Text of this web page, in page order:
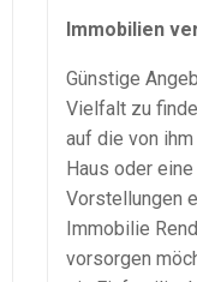
Immobilien
Günstige
Vielfalt zu
auf die von
Haus oder
Vorstellungen
Immobilie
vorsorgen